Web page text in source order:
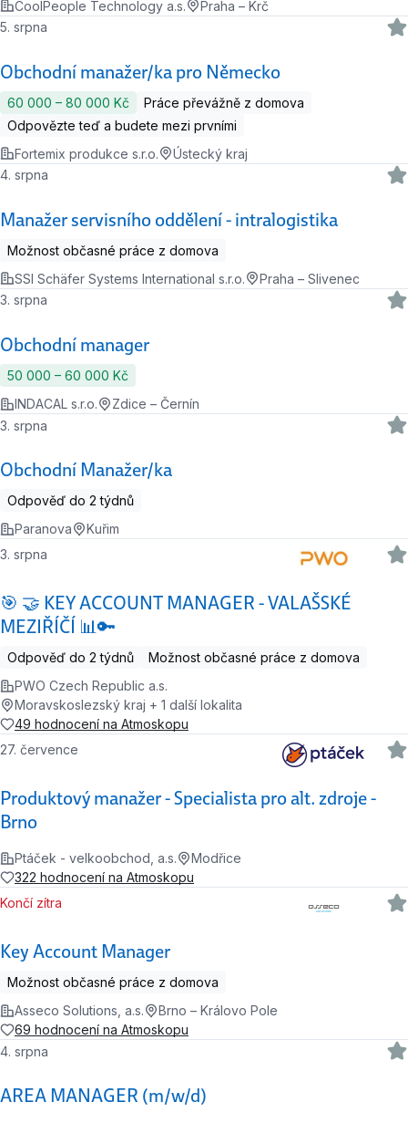
CoolPeople Technology a.s. Praha – Krč
Obchodní manažer/ka pro Německo
5. srpna
60 000 ‍–‍ 80 000 Kč
Práce převážně z domova
Odpovězte teď a budete mezi prvními
Fortemix produkce s.r.o.
Ústecký kraj
Manažer servisního oddělení - intralogistika
4. srpna
Možnost občasné práce z domova
SSI Schäfer Systems International s.r.o.
Praha – Slivenec
Obchodní manager
3. srpna
50 000 ‍–‍ 60 000 Kč
INDACAL s.r.o.
Zdice – Černín
Obchodní Manažer/ka
3. srpna
Odpověď do 2 týdnů
Paranova
Kuřim
🎯 🤝 KEY ACCOUNT MANAGER - VALAŠSKÉ
MEZIŘÍČÍ 📊🔑
3. srpna
Odpověď do 2 týdnů
Možnost občasné práce z domova
PWO Czech Republic a.s.
Moravskoslezský kraj + 1 další lokalita
49 hodnocení na Atmoskopu
Produktový manažer - Specialista pro alt. zdroje -
Brno
27. července
Ptáček - velkoobchod, a.s.
Modřice
322 hodnocení na Atmoskopu
Key Account Manager
Končí zítra
Možnost občasné práce z domova
Asseco Solutions, a.s.
Brno – Královo Pole
69 hodnocení na Atmoskopu
AREA MANAGER (m/w/d)
4. srpna